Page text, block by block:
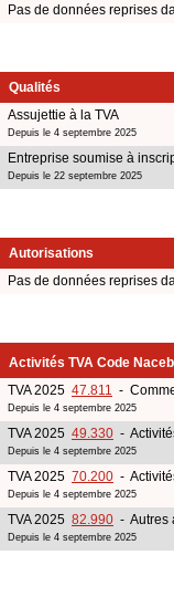
Pas de données reprises
Qualités
Assujettie à la TVA
Depuis le 4 septembre 2025
Entreprise soumise à
Depuis le 22 septembre 2025
Autorisations
Pas de données reprises
Activités TVA Code
TVA 2025 47.811 -
Depuis le 4 septembre 2025
TVA 2025 49.330 -
Depuis le 4 septembre 2025
TVA 2025 70.200 -
Depuis le 4 septembre 2025
TVA 2025 82.990 - Autres
Depuis le 4 septembre 2025